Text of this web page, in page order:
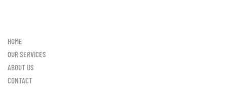
HOME
OUR SERVICES
ABOUT US
CONTACT